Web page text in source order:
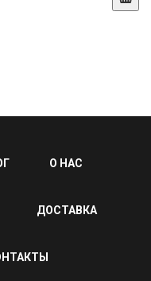
О НАС
ДОСТАВКА